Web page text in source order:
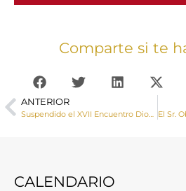
Comparte si te
ANTERIOR
CALENDARIO